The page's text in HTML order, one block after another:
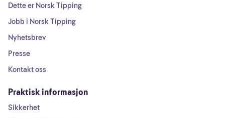
Dette er Norsk Tipping
Jobb i Norsk Tipping
Nyhetsbrev
Presse
Kontakt oss
Praktisk informasjon
Sikkerhet